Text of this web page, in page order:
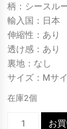
柄：シースル
輸入国：日本
伸縮性：あり
透け感：あり
裏地：なし
サイズ：Mサ
在庫2個
[93958]
お